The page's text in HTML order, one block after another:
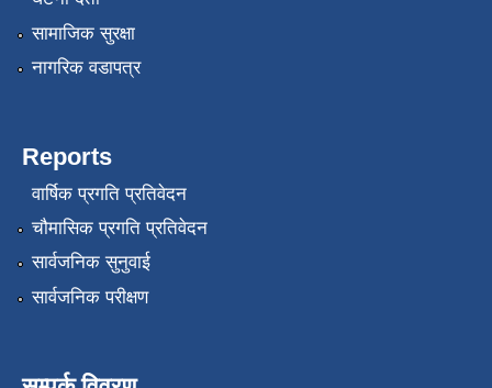
सामाजिक सुरक्षा
नागरिक वडापत्र
Reports
वार्षिक प्रगति प्रतिवेदन
चौमासिक प्रगति प्रतिवेदन
सार्वजनिक सुनुवाई
सार्वजनिक परीक्षण